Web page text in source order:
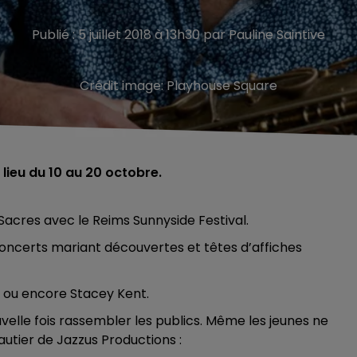
Publié : 5 juillet 2018 à 13h30 par Pauline Saintive
Crédit image:Playhouse Square
du 10 au 20 octobre.
avec le Reims Sunnyside Festival.
mariant découvertes et têtes d’affiches
encore Stacey Kent.
fois rassembler les publics. Même les jeunes ne
de Jazzus Productions :